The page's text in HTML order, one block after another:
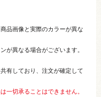
品画像と実際のカラーが異な
が異なる場合がございます。
有しており、注文が確定して
一切承ることはできません。